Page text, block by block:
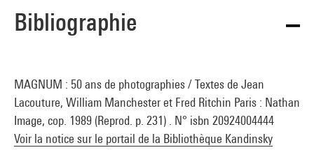
Bibliographie
MAGNUM : 50 ans de photographies / Textes de Jean
Lacouture, William Manchester et Fred Ritchin Paris : Nathan
Image, cop. 1989 (Reprod. p. 231) . N° isbn 20924004444
Voir la notice sur le portail de la Bibliothèque Kandinsky